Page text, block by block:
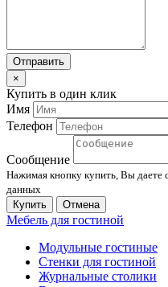
Отправить
×
Купить в один клик
Имя
Телефон
Сообщение
Нажимая кнопку купить, Вы даете
данных
Купить
Отмена
Мебель для гостиной
Модульные гостиные
Стенки для гостиной
Журнальные столики